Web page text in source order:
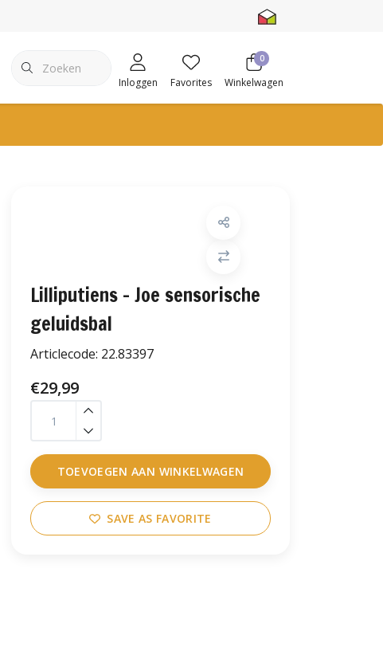
Inloggen Favorites
0
Winkelwagen
Lilliputiens - Joe sensorische
geluidsbal
Articlecode: 22.83397
€29,99
TOEVOEGEN AAN WINKELWAGEN
SAVE AS FAVORITE